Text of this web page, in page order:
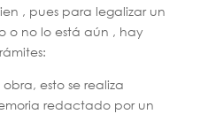
, pues para legalizar un
o no lo está aún , hay
esto se realiza
redactado por un